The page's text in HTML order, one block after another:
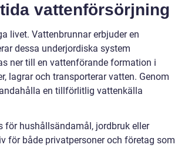
vattenförsörjning
livet. Vattenbrunnar erbjuder en
dessa underjordiska system
ner till en vattenförande formation i
lagrar och transporterar vatten. Genom
en tillförlitlig vattenkälla
för hushållsändamål, jordbruk eller
för både privatpersoner och företag som